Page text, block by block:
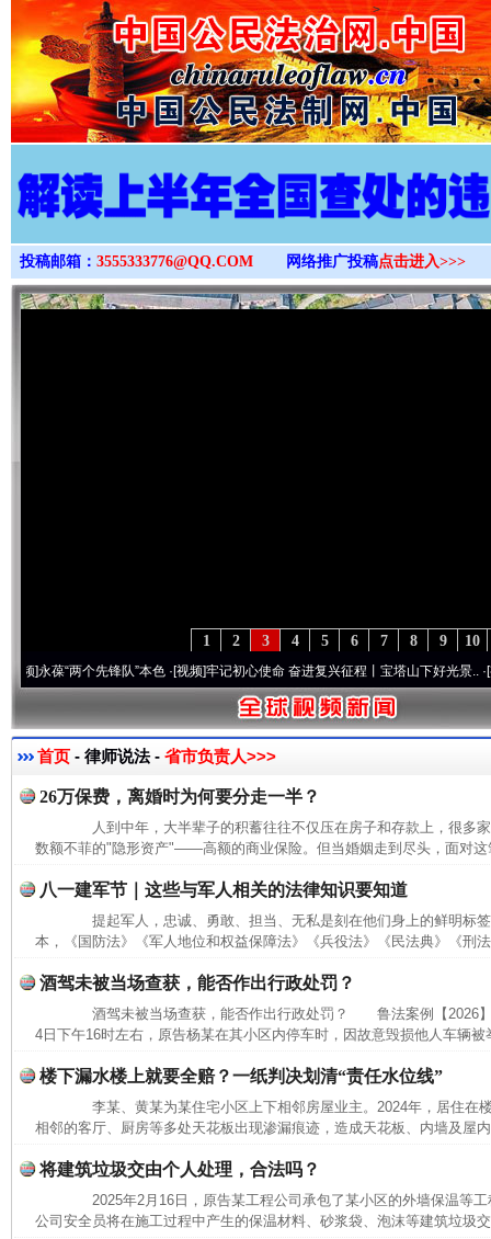
>
投稿邮箱： 3555333776@QQ.COM 网络推广投稿点击进入>>>
10
9
8
7
6
5
4
3
2
1
“两个先锋队”本色·[视频]牢记初心使命 奋进复兴征程丨宝塔山下好光景..·[视频]因
首页 - 律师说法 - 省市负责人>>>
26万保费，离婚时为何要分走一半？
人到中年，大半辈子的积蓄往往不仅压在房子和存款上，很多
数额不菲的"隐形资产"——高额的商业保险。但当婚姻走到尽头，面对这
八一建军节｜这些与军人相关的法律知识要知道
提起军人，忠诚、勇敢、担当、无私是刻在他们身上的鲜明标
本，《国防法》《军人地位和权益保障法》《兵役法》《民法典》《刑
酒驾未被当场查获，能否作出行政处罚？
酒驾未被当场查获，能否作出行政处罚？ 鲁法案例【
4日下午16时左右，原告杨某在其小区内停车时，因故意毁损他人车辆
楼下漏水楼上就要全赔？一纸判决划清“责任水位线”
李某、黄某为某住宅小区上下相邻房屋业主。2024年，居住在
相邻的客厅、厨房等多处天花板出现渗漏痕迹，造成天花板、内墙及屋
将建筑垃圾交由个人处理，合法吗？
2025年2月16日，原告某工程公司承包了某小区的外墙保温等工
公司安全员将在施工过程中产生的保温材料、砂浆袋、泡沫等建筑垃圾